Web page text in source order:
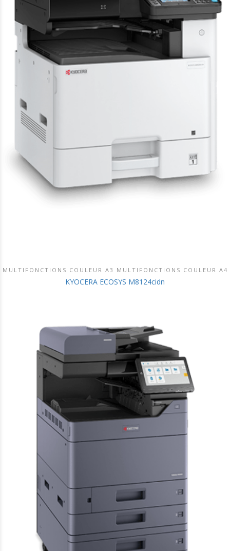
DÉCOUVRIR CE PRODUIT
MULTIFONCTIONS COULEUR A3 MULTIFONCTIONS COULEUR A4
KYOCERA ECOSYS M8124cidn